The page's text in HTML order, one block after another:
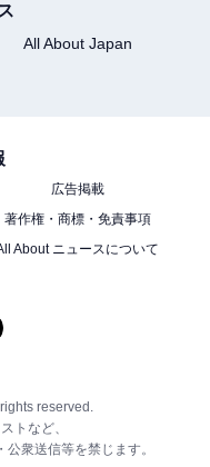
All About Japan
広告掲載
著作権・商標・免責事項
About ニュースについて
reserved.
トなど、
衆送信等を禁じます。